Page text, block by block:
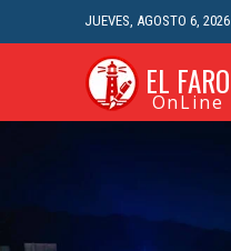
JUEVES, AGOSTO 6, 2026
EL FARO
OnLine